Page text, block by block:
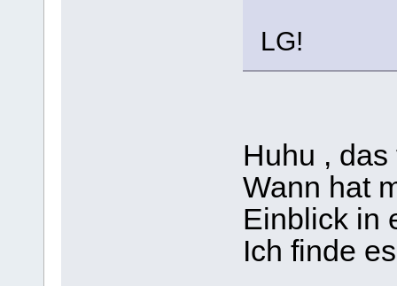
LG!
Huhu ,
Wann hat
Einblick in
Ich finde